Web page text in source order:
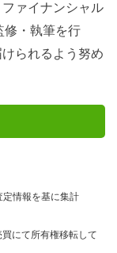
ァイナンシャル
修・執筆を行
られるよう努め
情報を基に集計
にて所有権移転して